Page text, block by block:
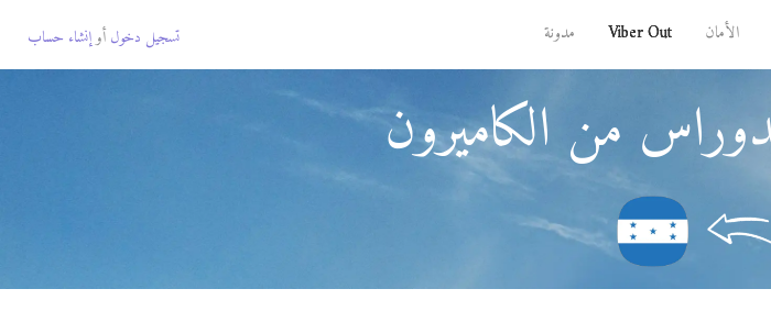
الأمان Viber Out مدونة تسجيل دخول أوإنشاء حساب
من الكاميرون